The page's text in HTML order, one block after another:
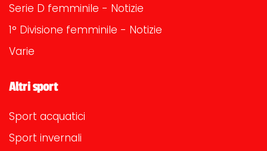
Serie D femminile - Notizie
1° Divisione femminile - Notizie
Varie
Altri sport
Sport acquatici
Sport invernali